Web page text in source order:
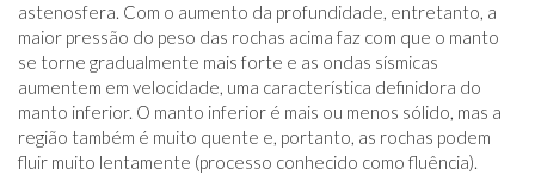
astenosfera. Com o aumento da profundidade, entretanto, a
maior pressão do peso das rochas acima faz com que o manto
se torne gradualmente mais forte e as ondas sísmicas
aumentem em velocidade, uma característica definidora do
manto inferior. O manto inferior é mais ou menos sólido, mas a
região também é muito quente e, portanto, as rochas podem
fluir muito lentamente (processo conhecido como fluência).